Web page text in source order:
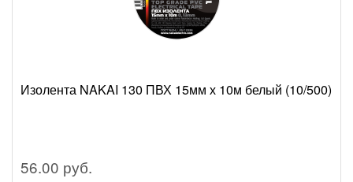
Изолента NAKAI 130 ПВХ 15мм х 10м белый (10/500)
56.00 руб.